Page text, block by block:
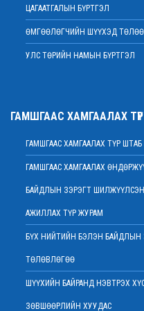
МЭНДЧИЛГЭЭ
2022 оны 02 сарын 01
Дээд шүүхийн Тамгын газрын
МЭДЭГДЭЛ
2022 оны 01 сарын 20
Ерөнхий шүүгч Д.Ганзориг
Элчин сайдтай хамтын
2022 оны 01 сарын 19
Үндсэн хуулийн цэцийн гишүүнд
2022 оны 01 сарын 19
Улсын дээд шүүхийн дэргэдэх
ЦАГААТГАЛЫН БҮРТГЭЛ
ӨМГӨӨЛӨГЧИЙН ШҮҮХЭД
УЛС ТӨРИЙН НАМЫН БҮРТГЭЛ
ГАМШГААС ХАМГААЛАХ
ГАМШГААС ХАМГААЛАХ ТҮР
ГАМШГААС ХАМГААЛАХ
БАЙДЛЫН ЗЭРЭГТ
АЖИЛЛАХ ТҮР ЖУРАМ
БҮХ НИЙТИЙН БЭЛЭН
ТӨЛӨВЛӨГӨӨ
ШҮҮХИЙН БАЙРАНД НЭВТРЭХ
ЗӨВШӨӨРЛИЙН ХУУДАС